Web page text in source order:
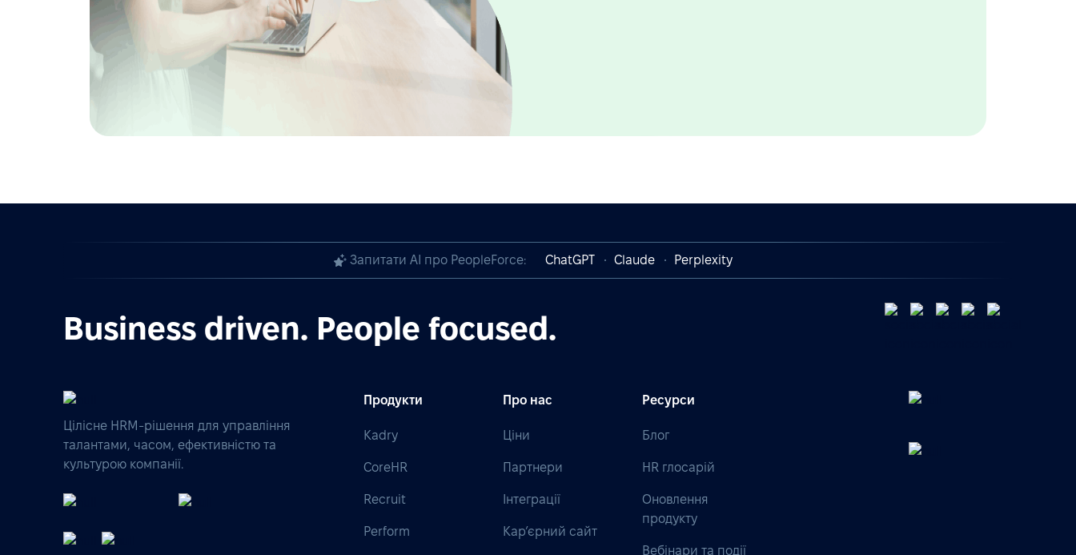
Запитати AI про PeopleForce: ChatGPT Claude Perplexity
Business driven. People focused.
Цілісне HRM-рішення для управління
талантами, часом, ефективністю та
культурою компанії.
Продукти
Kadry
CoreHR
Recruit
Perform
Про нас
Ціни
Партнери
Інтеграції
Кар’єрний сайт
Ресурси
Блог
HR глосарій
Оновлення
продукту
Вебінари та події